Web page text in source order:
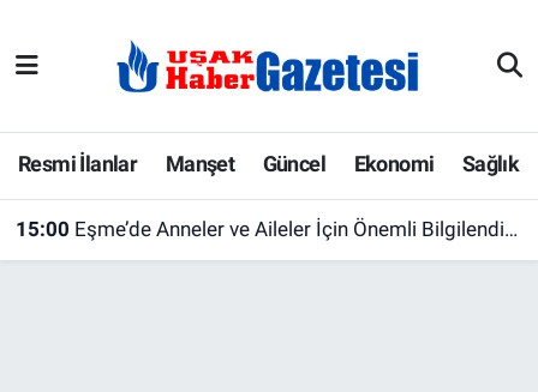
Resmi İlanlar Manşet Güncel Ekonomi Sağlık
15:00 Eşme’de Anneler ve Aileler İçin Önemli Bilgilendirme
E-Gazete
Ekonomi
Uşak Hava Durumu
Uşak Trafik Yoğunluk Haritası
Süper Lig Puan Durumu ve Fikstür